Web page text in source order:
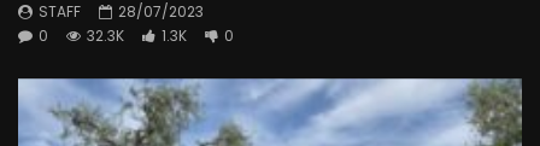
STAFF
28/07/2023
0
32.3K 1.3K 0